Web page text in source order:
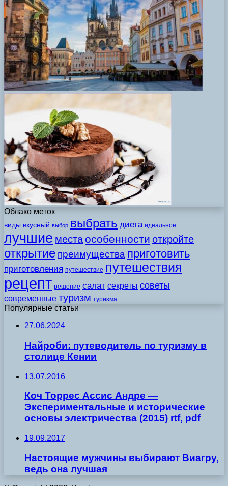
Облако меток
виды вкусный выбор выбрать диета идеальное
лучшие места особенности откройте
открытие преимущества приготовить
приготовления путешествие путешествия
рецепт решение салат секреты советы
современные туризм туризма
Популярные статьи
27.06.2024
Найроби: путеводитель по туризму в
столице Кении
13.07.2016
Коч Торрес Ассис Андре —
Экспериментальные и исторические
основы электричества (2015) rtf, pdf
19.09.2017
Настоящие мужчины выбирают Виагру,
ведь она лучшая